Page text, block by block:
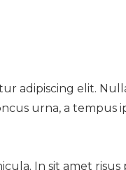
adipiscing elit.
urna, a
In sit amet